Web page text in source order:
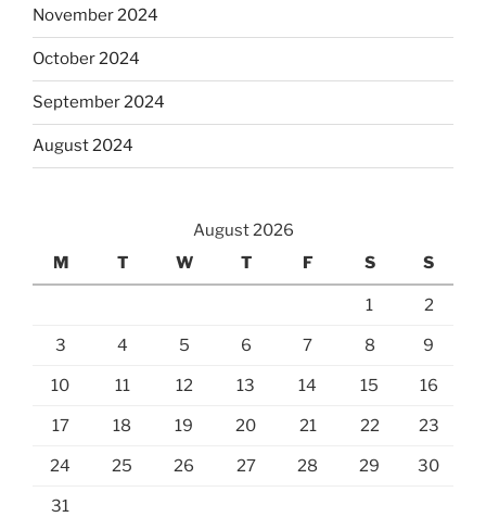
November 2024
October 2024
September 2024
August 2024
August 2026
M
T W T F S S
1 2
3 4 5 6 7 8 9
10 11 12 13 14 15 16
17 18 19 20 21 22 23
24 25 26 27 28 29 30
31